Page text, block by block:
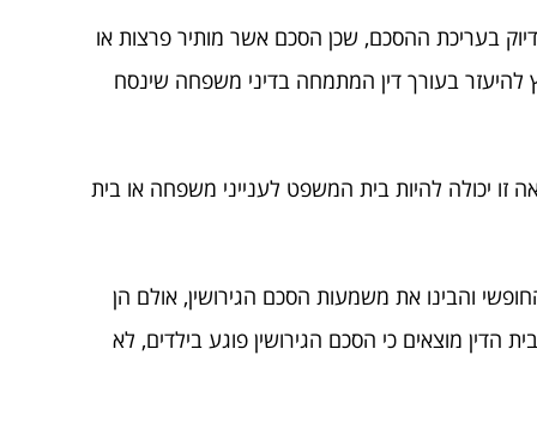
בעריכת ההסכם, שכן הסכם אשר מותיר פרצות או
בעורך דין המתמחה בדיני משפחה שינסח
יכולה להיות בית המשפט לענייני משפחה או בית
והבינו את משמעות הסכם הגירושין, אולם הן
מוצאים כי הסכם הגירושין פוגע בילדים, לא